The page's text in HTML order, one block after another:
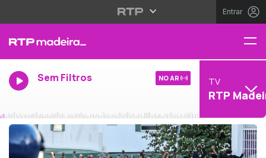
Entrar
Sem Filtros NO AR TV
RTP